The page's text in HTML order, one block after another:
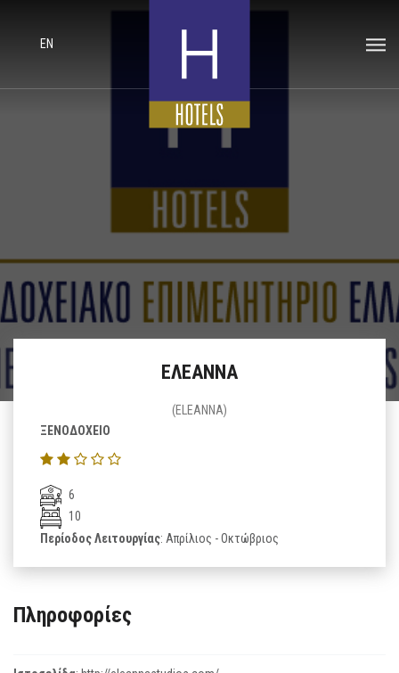
EN
ΕΛΕΑΝΝΑ
(ELEANNA)
ΞΕΝΟΔΟΧΕΙΟ
6
10
Περίοδος Λειτουργίας: Απρίλιος - Οκτώβριος
Πληροφορίες